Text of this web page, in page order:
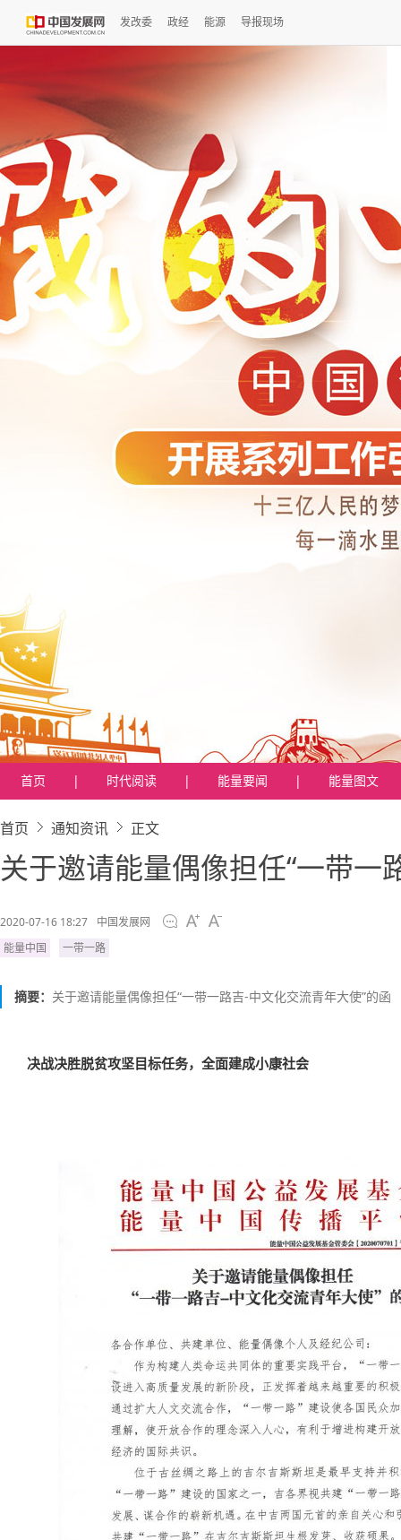
发改委 政经 能源 导报现场
首页 | 时代阅读 | 能量要闻 | 能量图文
首页 通知资讯 正文
关于邀请能量偶像担任“一带一
2020-07-16 18:27
中国发展网
能量中国
一带一路
摘要： 关于邀请能量偶像担任“一带一路吉-中文化交流青年大使”的函
决战决胜脱贫攻坚目标任务，全面建成小康社会